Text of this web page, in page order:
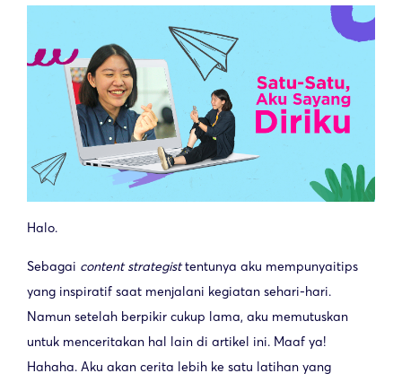
Halo.
Sebagai content strategisttentunya aku mempunyaitips
yang inspiratif saat menjalani kegiatan sehari-hari.
Namun setelah berpikir cukup lama, aku memutuskan
untuk menceritakan hal lain di artikel ini. Maaf ya!
Hahaha. Aku akan cerita lebih ke satu latihan yang